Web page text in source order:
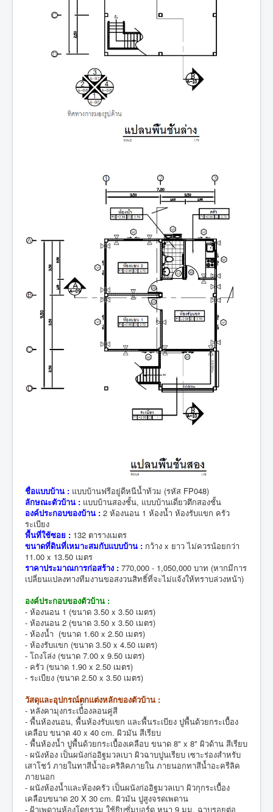
ชื่อแบบบ้าน : แบบบ้านฟรีอยู่ดีหนีน้ำท้วม (รหัส FP048)
ลักษณะตัวบ้าน : แบบบ้านสองชั้น, แบบบ้านเดี่ยวตึกสองชั้น
องค์ประกอบของบ้าน : 2 ห้องนอน 1 ห้องน้ำ ห้องรับแขก ครัว
ระเบียง
พื้นที่ใช้ซอย : 132 ตารางเมตร
ขนาดที่ดินที่เหมาะสมกับแบบบ้าน : กว้าง x ยาว ไม่ควรน้อยกว่า
11.00 x 13.50 เมตร
ราคาประมาณการก่อสร้าง : 770,000 - 1,050,000 บาท (หากมีการ
เปลี่ยนแปลงทางทีมงานขอสงวนสิทธิ์ที่จะไม่แจ้งให้ทราบล่วงหน้า)
องค์ประกอบของตัวบ้าน :
- ห้องนอน 1 (ขนาด 3.50 x 3.50 เมตร)
- ห้องนอน 2 (ขนาด 3.50 x 3.50 เมตร)
- ห้องน้ำ (ขนาด 1.60 x 2.50 เมตร)
- ห้องรับแขก (ขนาด 3.50 x 4.50 เมตร)
- โถงโล่ง (ขนาด 7.00 x 9.50 เมตร)
- ครัว (ขนาด 1.90 x 2.50 เมตร)
- ระเบียง (ขนาด 2.50 x 3.50 เมตร)
วัสดุและอุปกรณ์ตกแต่งหลักของตัวบ้าน :
- หลังคามุงกระเบื่้องลอนคู่สี
- พื้นห้องนอน, พื้นห้องรับแขก และพื้นระเบียง ปูพื้นด้วยกระเบื้อง
เคลือบ ขนาด 40 x 40 cm. ผิวมัน สีเรียบ
- พื้นห้องน้ำ ปูพื้นด้วยกระเบื้องเคลือบ ขนาด 8" x 8" ผิวด้าน สีเรียบ
- ผนังห้อง เป็นผนังก่ออิฐมวลเบา ผิวฉาบปูนเรียบ เซาะร่องสำหรับ
เสาโชว์ ภายในทาสีน้ำอะคริลิคภายใน ภายนอกทาสีน้ำอะครีลิค
ภายนอก
- ผนังห้องน้ำและห้องครัว เป็นผนังก่ออิฐมวลเบา ผิวกุกระเบื้อง
เคลือบขนาด 20 X 30 cm. ผิวมัน ปูสูงจรดเพดาน
- ฝ้าเพดานห้องโดยรวม ใช้ยิบซั่มบอร์ด หนา 9 มม. ฉาบรอยต่อ